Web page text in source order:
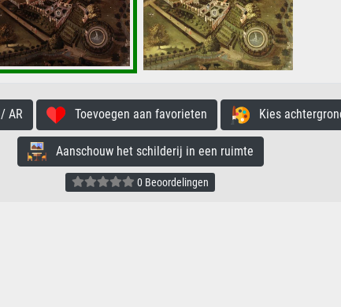
AR Toevoegen aan favorieten Kies
Aanschouw het schilderij in een ruimte
0 Beoordelingen